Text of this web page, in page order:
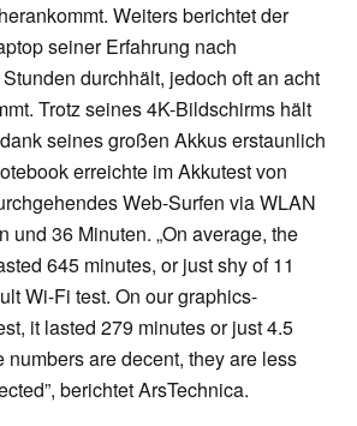
Weiters berichtet der
seiner Erfahrung nach
durchhält, jedoch oft an acht
Trotz seines 4K-Bildschirms hält
seines großen Akkus erstaunlich
erreichte im Akkutest von
Web-Surfen via WLAN
und 36 Minuten. „On average, the
645 minutes, or just shy of 11
Wi-Fi test. On our graphics-
it lasted 279 minutes or just 4.5
numbers are decent, they are less
berichtet ArsTechnica.